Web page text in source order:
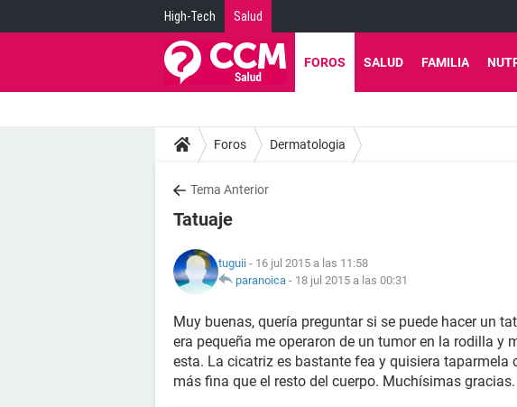
High-Tech Salud
FOROS SALUD FAMILIA
Foros Dermatologia
Tema Anterior
Tatuaje
tuguii - 16 jul 2015 a las 11:58
paranoica - 18 jul 2015 a las 00:31
Muy buenas, quería preguntar si se puede hacer un
era pequeña me operaron de un tumor en la rodilla y
esta. La cicatriz es bastante fea y quisiera taparmela
más fina que el resto del cuerpo. Muchísimas